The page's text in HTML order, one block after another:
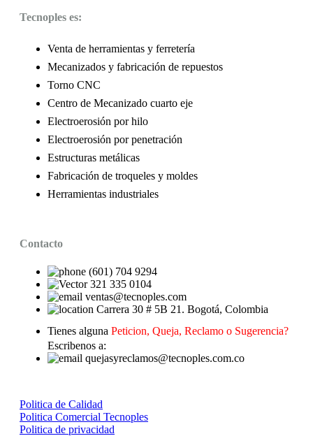
Tecnoples es:
Venta de herramientas y ferretería
Mecanizados y fabricación de repuestos
Torno CNC
Centro de Mecanizado cuarto eje
Electroerosión por hilo
Electroerosión por penetración
Estructuras metálicas
Fabricación de troqueles y moldes
Herramientas industriales
Contacto
(601) 704 9294
321 335 0104
ventas@tecnoples.com
Carrera 30 # 5B 21. Bogotá, Colombia
Tienes alguna Peticion, Queja, Reclamo o Sugerencia?
Escribenos a:
quejasyreclamos@tecnoples.com.co
Politica de Calidad
Politica Comercial Tecnoples
Politica de privacidad